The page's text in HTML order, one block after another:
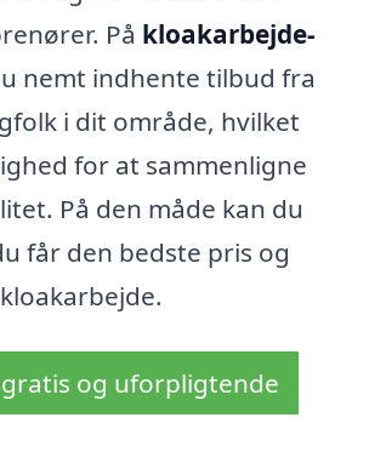
På kloakarbejde-
nemt indhente tilbud fra
i dit område, hvilket
for at sammenligne
På den måde kan du
får den bedste pris og
og uforpligtende